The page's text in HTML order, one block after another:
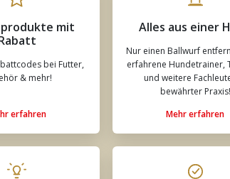
mit
bei Futter,
& mehr!
erfahren
Alles aus einer
Nur einen Ballwurf
erfahrene Hundetrainer,
und weitere
bewährter Praxis!
Mehr erfahren